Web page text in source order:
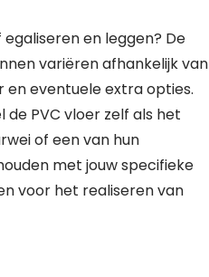
en leggen? De
variëren afhankelijk van
eventuele extra opties.
PVC vloer zelf als het
of een van hun
met jouw specifieke
voor het realiseren van